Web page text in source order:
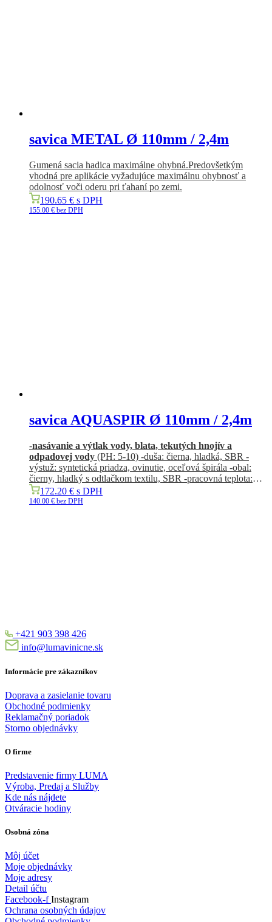
savica METAL Ø 110mm / 2,4m
Gumená sacia hadica maximálne ohybná.Predovšetkým
vhodná pre aplikácie vyžadujúce maximálnu ohybnosť a
odolnosť voči oderu pri ťahaní po zemi.
190.65 € s DPH
155.00 € bez DPH
savica AQUASPIR Ø 110mm / 2,4m
-nasávanie a výtlak vody, blata, tekutých hnojív a
odpadovej vody (PH: 5-10) -duša: čierna, hladká, SBR -
výstuž: syntetická priadza, ovinutie, oceľová špirála -obal:
čierny, hladký s odtlačkom textilu, SBR -pracovná teplota:
-35 °C/+80 °C
172.20 € s DPH
140.00 € bez DPH
+421 903 398 426
info@lumavinicne.sk
Informácie pre zákazníkov
Doprava a zasielanie tovaru
Obchodné podmienky
Reklamačný poriadok
Storno objednávky
O firme
Predstavenie firmy LUMA
Výroba, Predaj a Služby
Kde nás nájdete
Otváracie hodiny
Osobná zóna
Môj účet
Moje objednávky
Moje adresy
Detail účtu
Facebook-f Instagram
Ochrana osobných údajov